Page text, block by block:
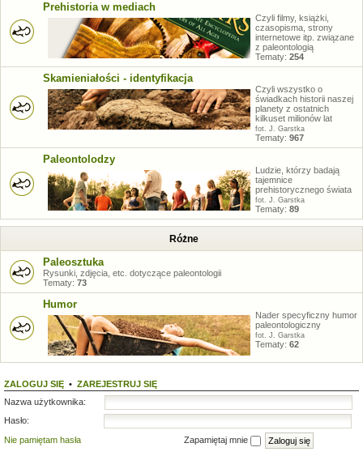
Prehistoria w mediach
Czyli filmy, książki,
czasopisma, strony
internetowe itp. związane
z paleontologią
Tematy: 254
Skamieniałości - identyfikacja
Czyli wszystko o
świadkach historii naszej
planety z ostatnich
kilkuset milionów lat
fot. J. Garstka
Tematy: 967
Paleontolodzy
Ludzie, którzy badają
tajemnice
prehistorycznego świata
fot. J. Garstka
Tematy: 89
Różne
Paleosztuka
Rysunki, zdjęcia, etc. dotyczące paleontologii
Tematy: 73
Humor
Nader specyficzny humor
paleontologiczny
fot. J. Garstka
Tematy: 62
ZALOGUJ SIĘ • ZAREJESTRUJ SIĘ
Nazwa użytkownika:
Hasło:
Nie pamiętam hasła
Zapamiętaj mnie